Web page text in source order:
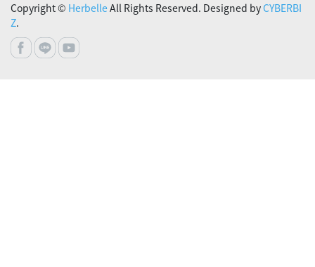
Copyright © HerbelleAll Rights Reserved. Designed byCYBERBI
Z.